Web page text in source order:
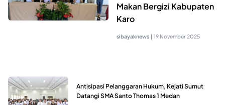
Makan Bergizi Kabupaten
Karo
sibayaknews | 19 November 2025
Antisipasi Pelanggaran Hukum, Kejati Sumut
Datangi SMA Santo Thomas 1 Medan